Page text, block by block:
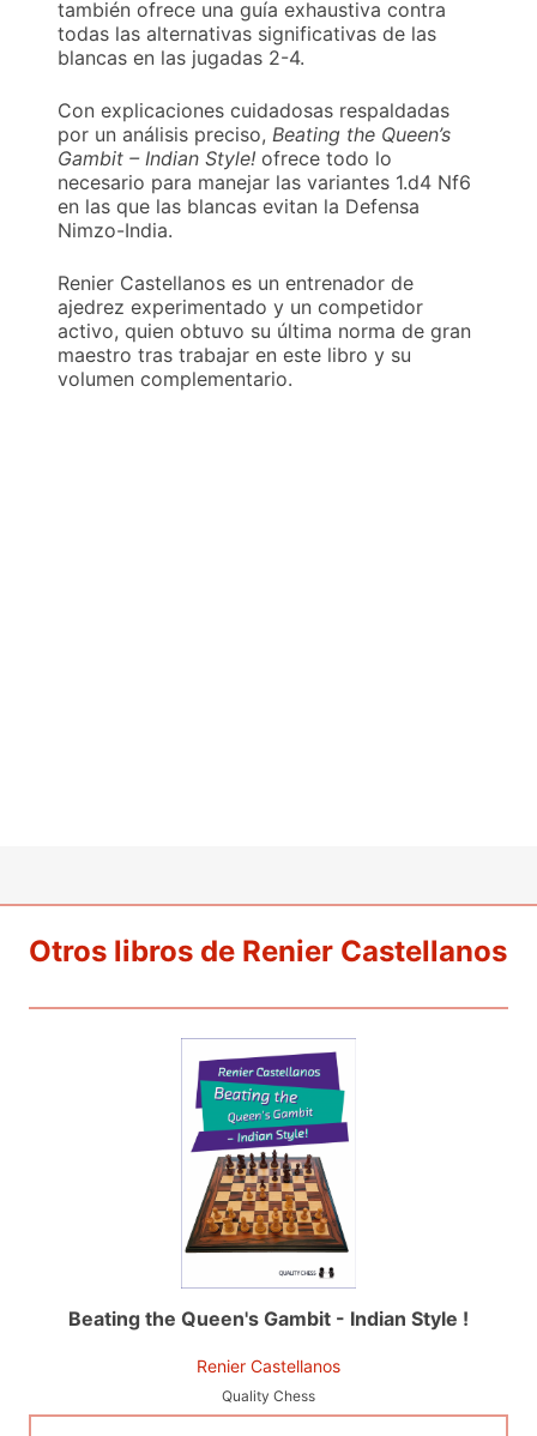
también ofrece una guía exhaustiva contra
todas las alternativas significativas de las
blancas en las jugadas 2-4.
Con explicaciones cuidadosas respaldadas
por un análisis preciso, Beating the Queen’s
Gambit – Indian Style! ofrece todo lo
necesario para manejar las variantes 1.d4 Nf6
en las que las blancas evitan la Defensa
Nimzo-India.
Renier Castellanos es un entrenador de
ajedrez experimentado y un competidor
activo, quien obtuvo su última norma de gran
maestro tras trabajar en este libro y su
volumen complementario.
Otros libros de Renier Castellanos
Beating the Queen's Gambit - Indian Style !
Renier Castellanos
Quality Chess